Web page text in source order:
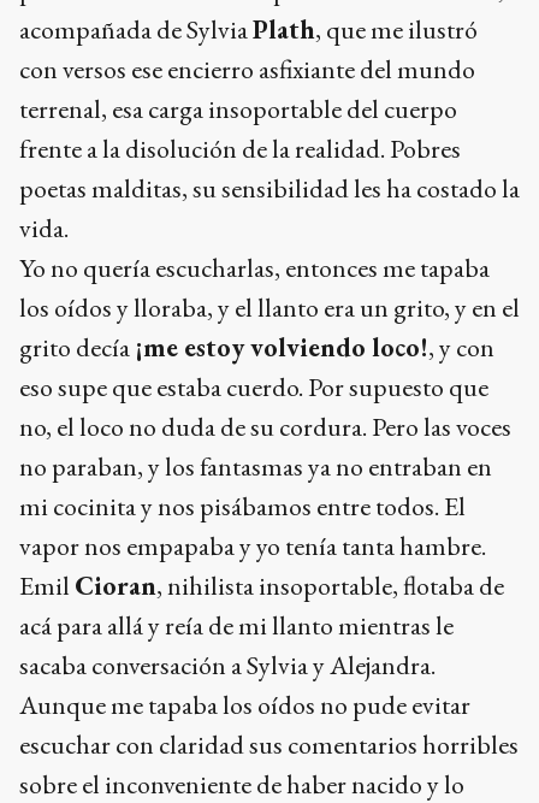
acompañada de SylviaPlath, que me ilustró
con versos ese encierro asfixiante del mundo
terrenal, esa carga insoportable del cuerpo
frente a la disolución de la realidad. Pobres
poetas malditas, su sensibilidad les ha costado la
vida.
Yo no quería escucharlas, entonces me tapaba
los oídos y lloraba, y el llanto era un grito, y en el
grito decía ¡me estoy volviendo loco!, y con
eso supe que estaba cuerdo. Por supuesto que
no, el loco no duda de su cordura. Pero las voces
no paraban, y los fantasmas ya no entraban en
mi cocinita y nos pisábamos entre todos. El
vapor nos empapaba y yo tenía tanta hambre.
Emil Cioran, nihilista insoportable, flotaba de
acá para allá y reía de mi llanto mientras le
sacaba conversación a Sylvia y Alejandra.
Aunque me tapaba los oídos no pude evitar
escuchar con claridad sus comentarios horribles
sobre el inconveniente de haber nacido y lo